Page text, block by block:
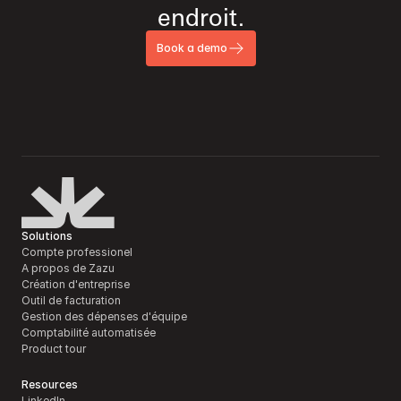
endroit.
Book a demo
Solutions
Compte professionel
A propos de Zazu
Création d'entreprise
Outil de facturation
Gestion des dépenses d'équipe
Comptabilité automatisée
Product tour
Resources